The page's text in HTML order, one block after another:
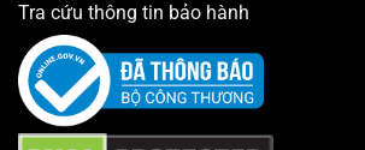
Tra cứu thông tin bảo hành